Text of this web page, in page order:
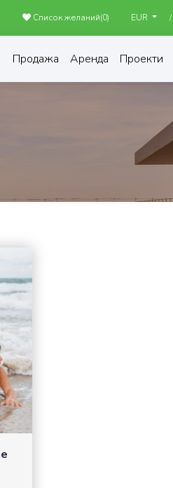
Список желаний(0) EUR /
Продажа Аренда Проекти